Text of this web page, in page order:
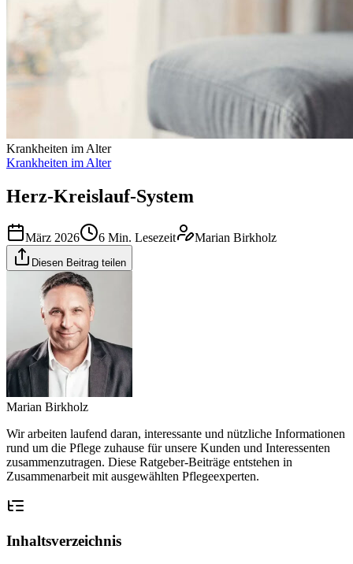
Krankheiten im Alter
Krankheiten im Alter
Herz-Kreislauf-System
März 2026 6 Min. Lesezeit Marian Birkholz
Diesen Beitrag teilen
Marian Birkholz
Wir arbeiten laufend daran, interessante und nützliche Informationen
rund um die Pflege zuhause für unsere Kunden und Interessenten
zusammenzutragen. Diese Ratgeber-Beiträge entstehen in
Zusammenarbeit mit ausgewählten Pflegeexperten.
Inhaltsverzeichnis